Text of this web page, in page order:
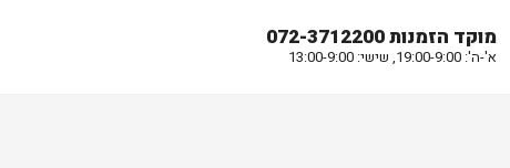
מוקד הזמנות 072-3712200
א'-ה': 19:00-9:00, שישי: 13:00-9:00